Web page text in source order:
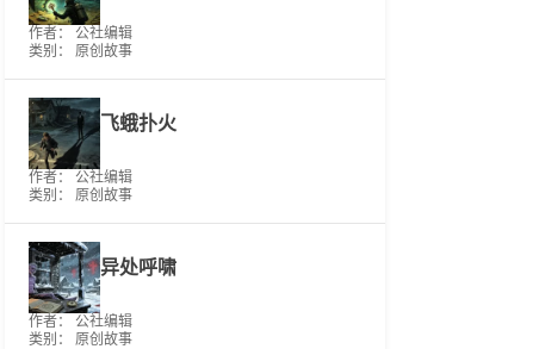
作者： 公社编辑
类别：
原创故事
飞蛾扑火
作者： 公社编辑
类别：
原创故事
异处呼啸
作者： 公社编辑
类别：
原创故事